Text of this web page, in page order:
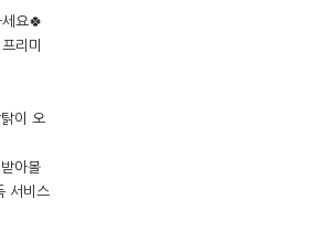
요🍀
리미
이 오
아볼
서비스